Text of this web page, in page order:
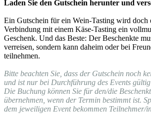
Laden Sie den Gutschein herunter und
Ein Gutschein für ein Wein-Tasting wird doch
Verbindung mit einem Käse-Tasting ein
Geschenk. Und das Beste: Der Beschenkte
verreisen, sondern kann daheim oder bei
teilnehmen.
Bitte beachten Sie, dass der Gutschein noch
und ist nur bei Durchführung des Events
Die Buchung können Sie für den/die
übernehmen, wenn der Termin bestimmt ist.
dem jeweiligen Event bekommen Teilnehmer/